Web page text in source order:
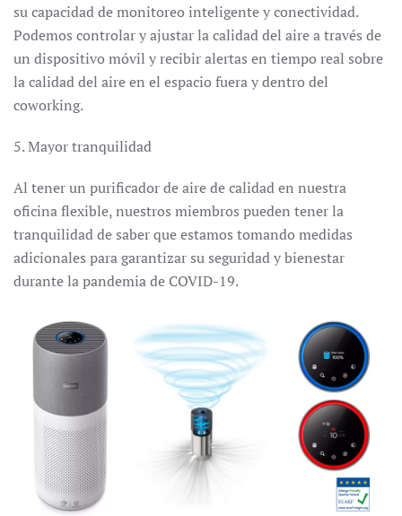
su capacidad de monitoreo inteligente y conectividad.
Podemos controlar y ajustar la calidad del aire a través de
un dispositivo móvil y recibir alertas en tiempo real sobre
la calidad del aire en el espacio fuera y dentro del
coworking.
5. Mayor tranquilidad
Al tener un purificador de aire de calidad en nuestra
oficina flexible, nuestros miembros pueden tener la
tranquilidad de saber que estamos tomando medidas
adicionales para garantizar su seguridad y bienestar
durante la pandemia de COVID-19.